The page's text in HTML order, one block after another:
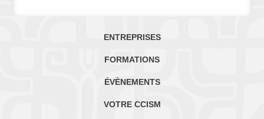
ENTREPRISES
FORMATIONS
ÉVÈNEMENTS
VOTRE CCISM